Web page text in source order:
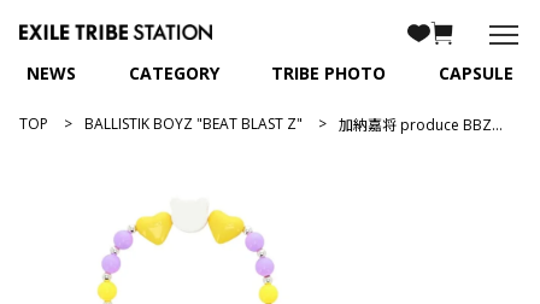
NEWS CATEGORY TRIBE PHOTO CAPSULE
TOP BALLISTIK BOYZ "BEAT BLAST Z" 加納嘉将 produce BBZ＆ユッキーブレスレット